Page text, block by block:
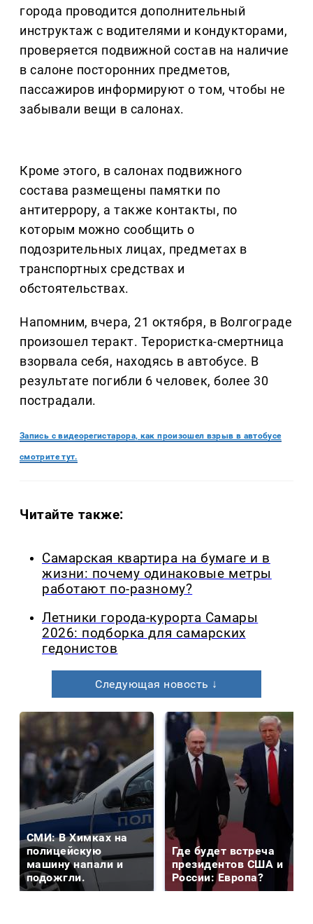
города проводится дополнительный
инструктаж с водителями и кондукторами,
проверяется подвижной состав на наличие
в салоне посторонних предметов,
пассажиров информируют о том, чтобы не
забывали вещи в салонах.
Кроме этого, в салонах подвижного
состава размещены памятки по
антитеррору, а также контакты, по
которым можно сообщить о
подозрительных лицах, предметах в
транспортных средствах и
обстоятельствах.
Напомним, вчера, 21 октября, в Волгограде
произошел теракт. Терористка-смертница
взорвала себя, находясь в автобусе. В
результате погибли 6 человек, более 30
пострадали.
Запись с видеорегистарора, как произошел взрыв в автобусе
смотрите тут.
Читайте также:
Самарская квартира на бумаге и в
жизни: почему одинаковые метры
работают по-разному?
Летники города-курорта Самары
2026: подборка для самарских
гедонистов
Следующая новость ↓
СМИ: В Химках на
полицейскую
машину напали и
подожгли.
Где будет встреча
президентов США и
России: Европа?